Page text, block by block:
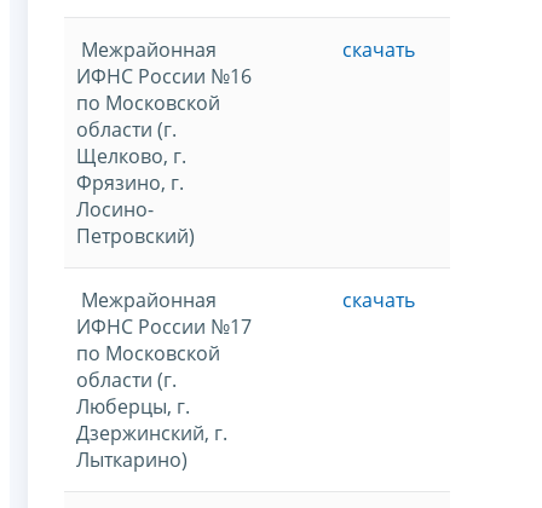
Межрайонная
ИФНС России №16
по Московской
области (г.
Щелково, г.
Фрязино, г.
Лосино-
Петровский)
скачать
Межрайонная
ИФНС России №17
по Московской
области (г.
Люберцы, г.
Дзержинский, г.
Лыткарино)
скачать